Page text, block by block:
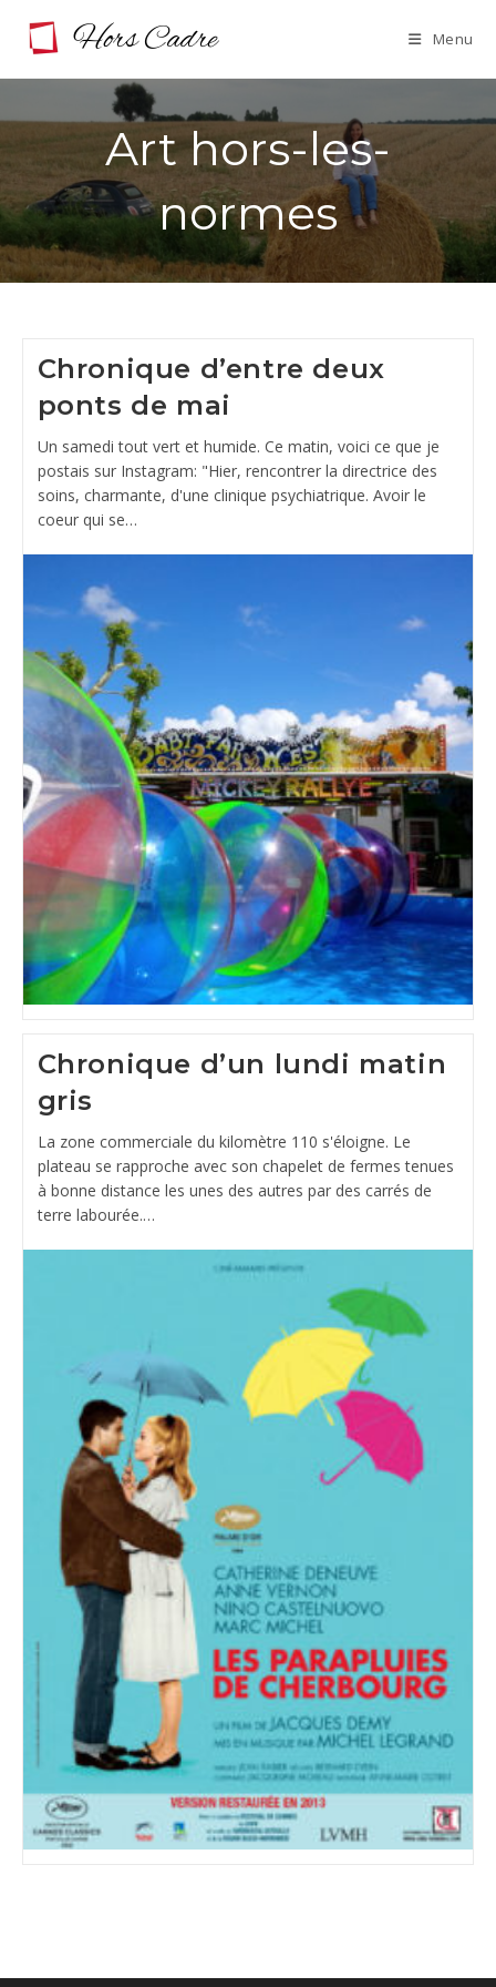
Menu
Art hors-les-
normes
Chronique d’entre deux
ponts de mai
Un samedi tout vert et humide. Ce matin, voici ce que je
postais sur Instagram: "Hier, rencontrer la directrice des
soins, charmante, d'une clinique psychiatrique. Avoir le
coeur qui se…
Chronique d’un lundi matin
gris
La zone commerciale du kilomètre 110 s'éloigne. Le
plateau se rapproche avec son chapelet de fermes tenues
à bonne distance les unes des autres par des carrés de
terre labourée.…